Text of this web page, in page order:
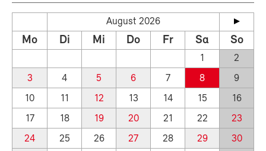
August 2026
Mo Di Mi Do Fr Sa So
1
2
3
4 5 6 7 8
9
10
11 12 13 14 15
16
17
18 19 20 21 22
23
24
25 26 27 28 29 30